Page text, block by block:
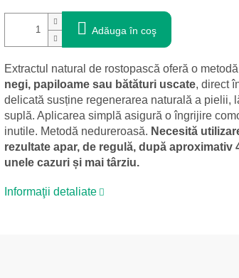
Adăuga în coş
Extractul natural de rostopască oferă o
negi, papiloame sau bătături uscate, direct
delicată susține regenerarea naturală a pielii,
suplă. Aplicarea simplă asigură o îngrijire
inutile. Metodă nedureroasă. Necesită
rezultate apar, de regulă, după aproximativ
unele cazuri și mai târziu.
Informaţii detaliate